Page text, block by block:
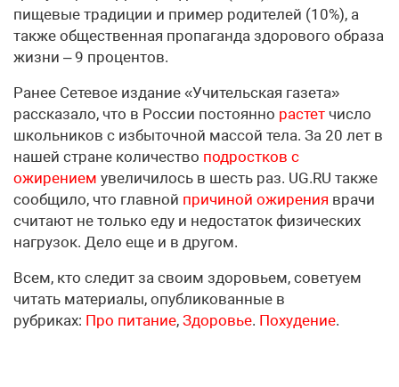
пищевые традиции и пример родителей (10%), а
также общественная пропаганда здорового образа
жизни – 9 процентов.
Ранее Сетевое издание «Учительская газета»
рассказало, что в России постоянно растет число
школьников с избыточной массой тела. За 20 лет в
нашей стране количество подростков с
ожирением увеличилось в шесть раз. UG.RU также
сообщило, что главной причиной ожирения врачи
считают не только еду и недостаток физических
нагрузок. Дело еще и в другом.
Всем, кто следит за своим здоровьем, советуем
читать материалы, опубликованные в
рубриках: Про питание, Здоровье. Похудение.